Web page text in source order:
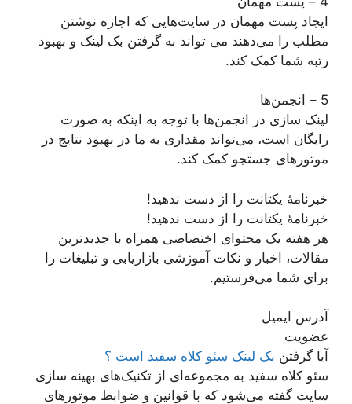
ایجاد پست مهمان در سایت‌هایی که اجازه نوشتن
مطلب را می‌دهند می تواند به گرفتن بک لینک و بهبود
رتبه شما کمک کند.
5 – انجمن‌ها
لینک سازی در انجمن‌ها با توجه به اینکه به صورت
رایگان است، می‌تواند مقداری به ما در بهبود نتایج در
موتورهای جستجو کمک کند.
خبرنامۀ یکتانت را از دست ندهید!
خبرنامۀ یکتانت را از دست ندهید!
هر هفته یک محتوای اختصاصی همراه با جدیدترین
مقالات، اخبار و نکات آموزشی بازاریابی و تبلیغات را
برای شما می‌فرستیم.
آدرس ایمیل
عضویت
آیا گرفتن بک لینک سئو کلاه سفید است ؟
سئو کلاه سفید به مجموعه‌ای از تکنیک‌های بهینه سازی
سایت گفته می‌شود که با قوانین و ضوابط موتورهای